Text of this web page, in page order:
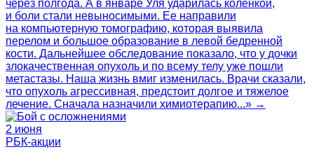
через полгода. А в январе Уля ударилась коленкой,
и боли стали невыносимыми. Ее направили
на компьютерную томографию, которая выявила
перелом и большое образование в левой бедренной
кости. Дальнейшее обследование показало, что у дочки
злокачественная опухоль и по всему телу уже пошли
метастазы. Наша жизнь вмиг изменилась. Врачи сказали,
что опухоль агрессивная, предстоит долгое и тяжелое
лечение. Сначала назначили химиотерапию...» →
2 июня
РБК-акции